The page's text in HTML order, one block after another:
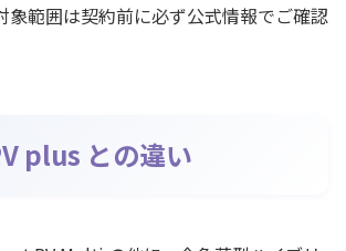
象範囲は契約前に必ず公式情報でご確認
plus との違い